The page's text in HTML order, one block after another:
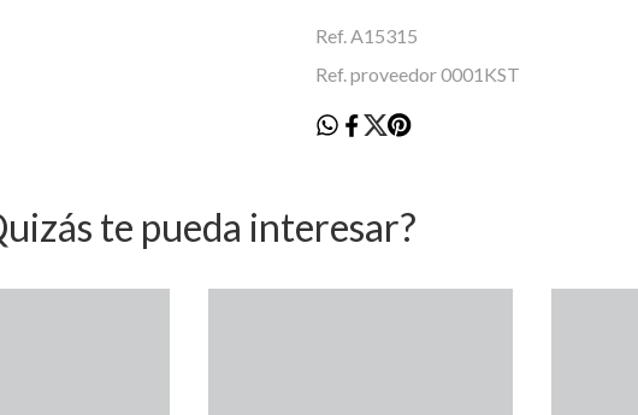
Ref. A15315
Ref. proveedor 0001KST
te pueda interesar?